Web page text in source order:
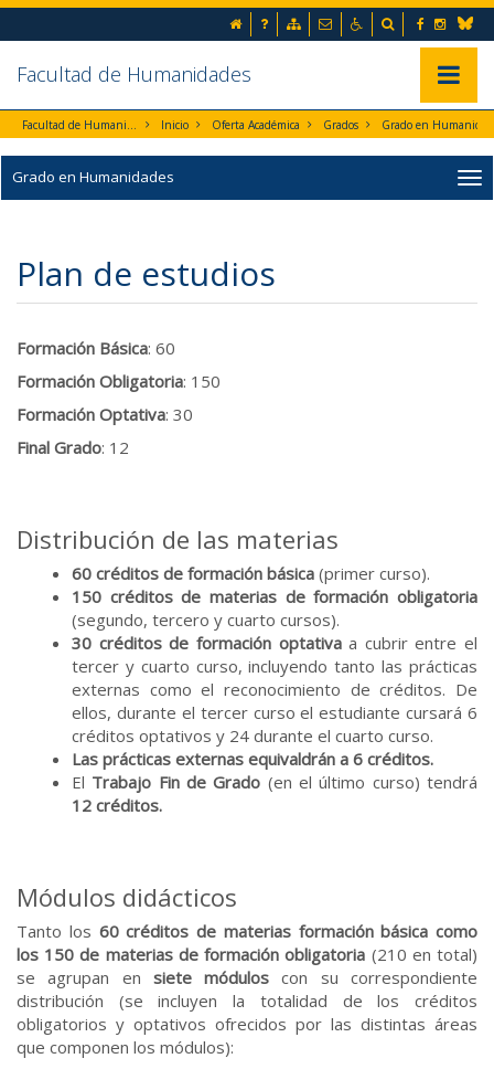
Ir al contenido principal de la página (alt + s)
Ir a la cabecera de la página (alt + c)
Ir al pie de la página (alt + p)
Ir al menú principal (alt + u)
Facebook
Inicio Preguntas frecuentes
Mapa webContactoAccesibilidad
Buscador
Facultad de Humanidades
Facultad de Humanidades Inicio Oferta Académica Grados
Grado en Humanidades
Plan de estudios
Formación Básica: 60
Formación Obligatoria: 150
Formación Optativa: 30
Final Grado: 12
Distribución de las materias
60 créditos de formación básica (primer curso).
150 créditos de materias de formación obligatoria
(segundo, tercero y cuarto cursos).
30 créditos de formación optativaa cubrir entre el
tercer y cuarto curso, incluyendo tanto las prácticas
externas como el reconocimiento de créditos. De
ellos, durante el tercer curso el estudiante cursará 6
créditos optativos y 24 durante el cuarto curso.
Las prácticas externas equivaldrán a 6 créditos.
El Trabajo Fin de Grado (en el último curso) tendrá
12 créditos.
Módulos didácticos
Tanto los 60 créditos de materias formación básica como
los 150 de materias de formación obligatoria (210 en total)
se agrupan en siete módulos con su correspondiente
distribución (se incluyen la totalidad de los créditos
obligatorios y optativos ofrecidos por las distintas áreas
que componen los módulos):